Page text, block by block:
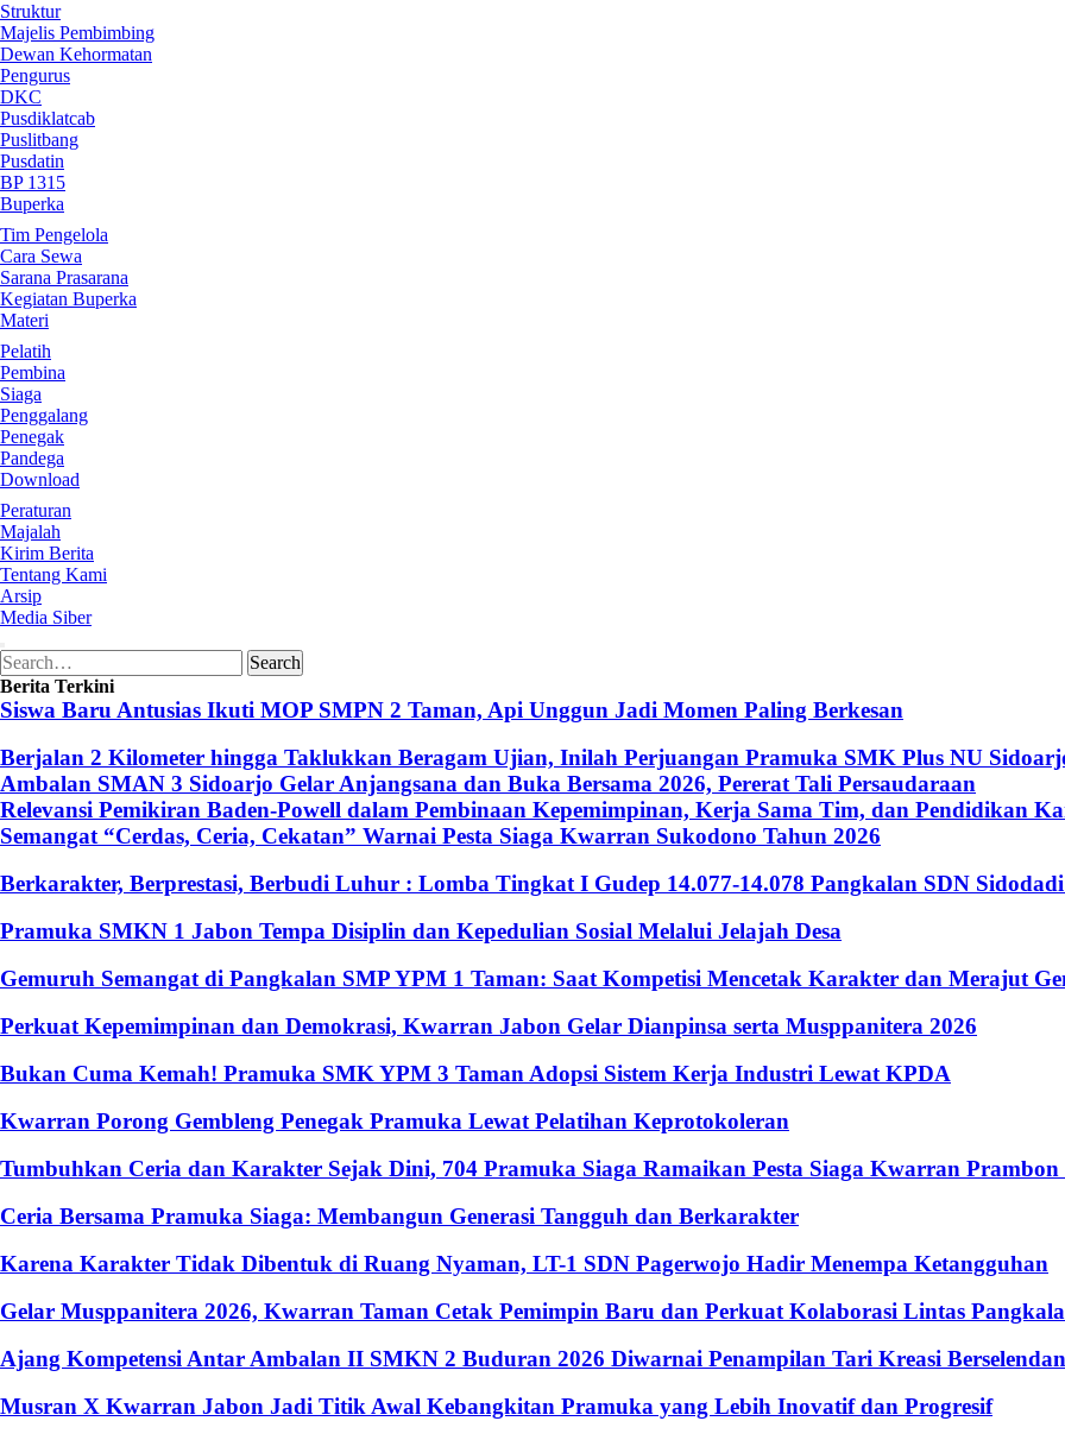
Struktur
Majelis Pembimbing
Dewan Kehormatan
Pengurus
DKC
Pusdiklatcab
Puslitbang
Pusdatin
BP 1315
Buperka
Tim Pengelola
Cara Sewa
Sarana Prasarana
Kegiatan Buperka
Materi
Pelatih
Pembina
Siaga
Penggalang
Penegak
Pandega
Download
Peraturan
Majalah
Kirim Berita
Tentang Kami
Arsip
Media Siber
Search
for:
Search
Berita Terkini
Siswa Baru Antusias Ikuti MOP SMPN 2 Taman, Api Unggun Jadi Momen Paling Berkesan
Berjalan 2 Kilometer hingga Taklukkan Beragam Ujian, Inilah Perjuangan Pramuka SMK Plus NU
Ambalan SMAN 3 Sidoarjo Gelar Anjangsana dan Buka Bersama 2026, Pererat Tali Persaudaraan
Relevansi Pemikiran Baden-Powell dalam Pembinaan Kepemimpinan, Kerja Sama Tim, dan Pendidikan
Semangat “Cerdas, Ceria, Cekatan” Warnai Pesta Siaga Kwarran Sukodono Tahun 2026
Berkarakter, Berprestasi, Berbudi Luhur : Lomba Tingkat I Gudep 14.077-14.078 Pangkalan SDN
Pramuka SMKN 1 Jabon Tempa Disiplin dan Kepedulian Sosial Melalui Jelajah Desa
Gemuruh Semangat di Pangkalan SMP YPM 1 Taman: Saat Kompetisi Mencetak Karakter dan Merajut
Perkuat Kepemimpinan dan Demokrasi, Kwarran Jabon Gelar Dianpinsa serta Musppanitera 2026
Bukan Cuma Kemah! Pramuka SMK YPM 3 Taman Adopsi Sistem Kerja Industri Lewat KPDA
Kwarran Porong Gembleng Penegak Pramuka Lewat Pelatihan Keprotokoleran
Tumbuhkan Ceria dan Karakter Sejak Dini, 704 Pramuka Siaga Ramaikan Pesta Siaga Kwarran Prambon
Ceria Bersama Pramuka Siaga: Membangun Generasi Tangguh dan Berkarakter
Karena Karakter Tidak Dibentuk di Ruang Nyaman, LT-1 SDN Pagerwojo Hadir Menempa Ketangguhan
Gelar Musppanitera 2026, Kwarran Taman Cetak Pemimpin Baru dan Perkuat Kolaborasi Lintas
Ajang Kompetensi Antar Ambalan II SMKN 2 Buduran 2026 Diwarnai Penampilan Tari Kreasi
Musran X Kwarran Jabon Jadi Titik Awal Kebangkitan Pramuka yang Lebih Inovatif dan Progresif